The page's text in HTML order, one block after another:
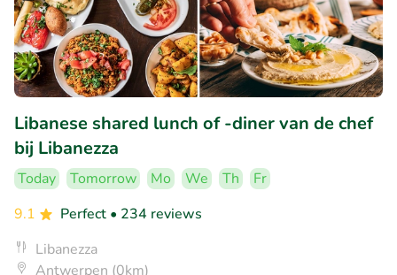
Libanese shared lunch of -diner van de chef
bij Libanezza
Today Tomorrow Mo We Th
Fr
9.1
Perfect • 234 reviews
Libanezza
Antwerpen (0km)